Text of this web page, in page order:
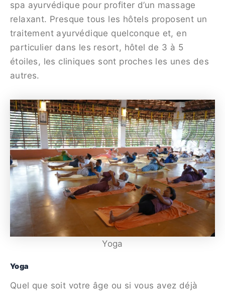
spa ayurvédique pour profiter d’un massage
relaxant. Presque tous les hôtels proposent un
traitement ayurvédique quelconque et, en
particulier dans les resort, hôtel de 3 à 5
étoiles, les cliniques sont proches les unes des
autres.
Yoga
Yoga
Quel que soit votre âge ou si vous avez déjà